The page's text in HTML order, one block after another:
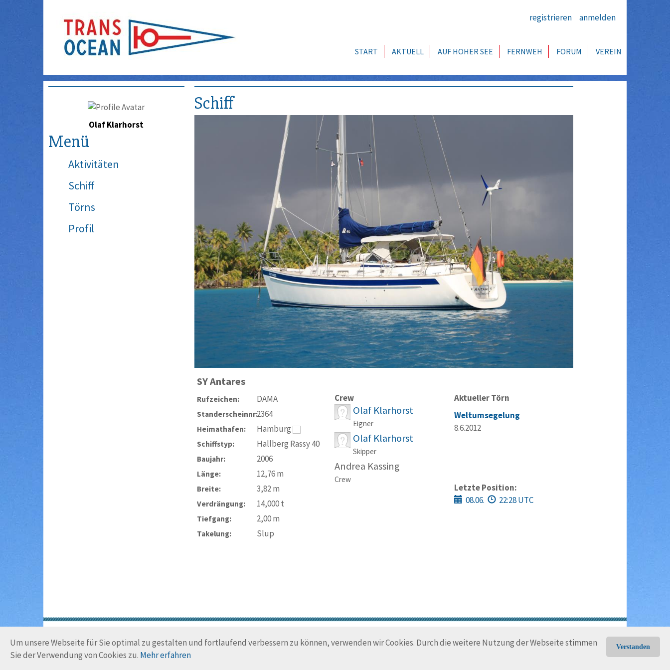
Verstanden
Um unsere Webseite für Sie optimal zu gestalten und fortlaufend verbessern zu können, verwenden wir Cookies. Durch die weitere Nutzung der Webseite stimmen
Sie der Verwendung von Cookies zu. Mehr erfahren
registrieren anmelden
START AKTUELL AUF HOHER SEE FERNWEH FORUM VEREIN
Olaf Klarhorst
Menü
Aktivitäten
Schiff
Törns
Profil
Schiff
SYAntares
Rufzeichen: DAMA
Standerscheinnr:2364
Heimathafen: Hamburg
Schiffstyp: Hallberg Rassy 40
Baujahr: 2006
Länge: 12,76m
Breite: 3,82m
Verdrängung: 14,000t
Tiefgang: 2,00m
Takelung: Slup
Crew
Olaf Klarhorst
Eigner
Olaf Klarhorst
Skipper
Andrea Kassing
Crew
Aktueller Törn
Weltumsegelung
8.6.2012
Letzte Position:
08.06.
22:28 UTC